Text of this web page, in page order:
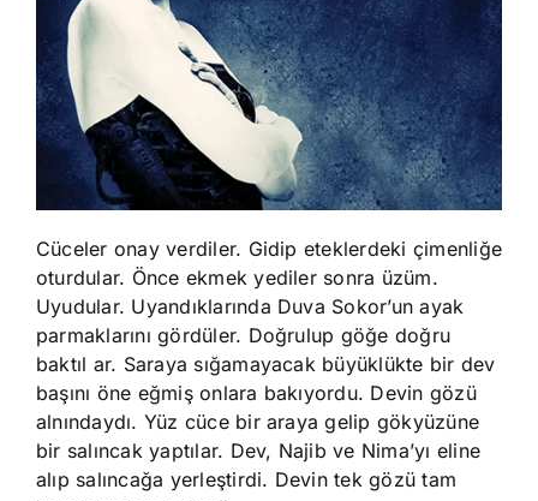
Cüceler onay verdiler. Gidip eteklerdeki çimenliğe
oturdular. Önce ekmek yediler sonra üzüm.
Uyudular. Uyandıklarında Duva Sokor’un ayak
parmaklarını gördüler. Doğrulup göğe doğru
baktıl ar. Saraya sığamayacak büyüklükte bir dev
başını öne eğmiş onlara bakıyordu. Devin gözü
alnındaydı. Yüz cüce bir araya gelip gökyüzüne
bir salıncak yaptılar. Dev, Najib ve Nima’yı eline
alıp salıncağa yerleştirdi. Devin tek gözü tam